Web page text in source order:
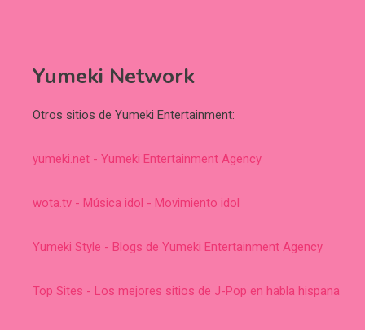
Yumeki Network
Otros sitios de Yumeki Entertainment:
yumeki.net - Yumeki Entertainment Agency
wota.tv - Música idol - Movimiento idol
Yumeki Style - Blogs de Yumeki Entertainment Agency
Top Sites - Los mejores sitios de J-Pop en habla hispana